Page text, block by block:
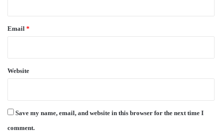
Email *
Website
Save my name, email, and website in this browser for the next time I
comment.